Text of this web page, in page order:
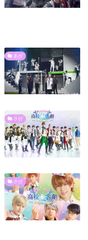
あ行
さ行
さ行